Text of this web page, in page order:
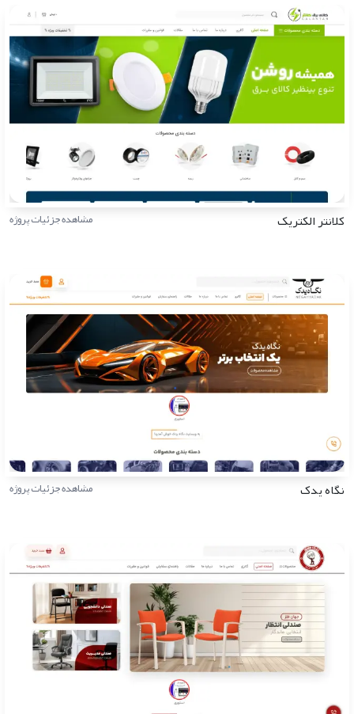
کلانتر الکتریک مشاهده جزئیات پروژه
نگاه یدک مشاهده جزئیات پروژه